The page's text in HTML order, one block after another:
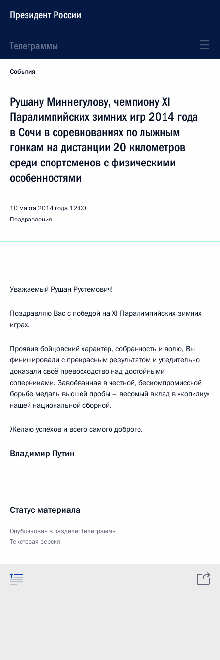
Президент России
Телеграммы
События
Рушану Миннегулову, чемпиону XI
Паралимпийских зимних игр 2014 года
в Сочи в соревнованиях по лыжным
гонкам на дистанции 20 километров
среди спортсменов с физическими
особенностями
10 марта 2014 года 12:00
Поздравления
Уважаемый Рушан Рустемович!
Поздравляю Вас с победой на XI Паралимпийских зимних
играх.
Проявив бойцовский характер, собранность и волю, Вы
финишировали с прекрасным результатом и убедительно
доказали своё превосходство над достойными
соперниками. Завоёванная в честной, бескомпромиссной
борьбе медаль высшей пробы – весомый вклад в «копилку»
нашей национальной сборной.
Желаю успехов и всего самого доброго.
Владимир Путин
Статус материала
Опубликован в разделе:Телеграммы
Текстовая версия